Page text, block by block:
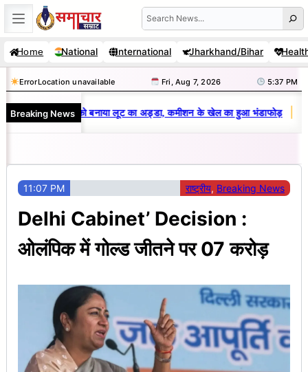
Skip
to
content
Search
Home National International Jharkhand/Bihar
ErrorLocation unavailable Fri, Aug 7, 2026 5:37 PM
Breaking News
ने आरडीसीए को बनाया लूट का अड्डा, कमीशन के खेल का हुआ भंडाफोड़ |
11:07 PM राष्ट्रीय, Breaking News
Delhi Cabinet’ Decision :
ओलंपिक में गोल्ड जीतने पर 07 करोड़